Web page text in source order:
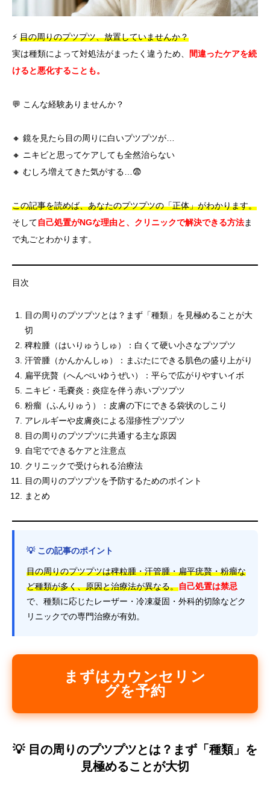
⚡ 目の周りのプツプツ、放置していませんか？
実は種類によって対処法がまったく違うため、
間違ったケアを続
けると悪化することも。
💬 こんな経験ありませんか？
🔸 鏡を見たら目の周りに白いプツプツが…
🔸 ニキビと思ってケアしても全然治らない
🔸 むしろ増えてきた気がする…😨
この記事を読めば、あなたのプツプツの「正体」がわかります。
そして自己処置がNGな理由と、クリニックで解決できる方法ま
で丸ごとわかります。
目次
目の周りのプツプツとは？まず「種類」を見極めることが大
切
稗粒腫（はいりゅうしゅ）：白くて硬い小さなプツプツ
汗管腫（かんかんしゅ）：まぶたにできる肌色の盛り上がり
扁平疣贅（へんぺいゆうぜい）：平らで広がりやすいイボ
ニキビ・毛嚢炎：炎症を伴う赤いプツプツ
粉瘤（ふんりゅう）：皮膚の下にできる袋状のしこり
アレルギーや皮膚炎による湿疹性プツプツ
目の周りのプツプツに共通する主な原因
自宅でできるケアと注意点
クリニックで受けられる治療法
目の周りのプツプツを予防するためのポイント
まとめ
💡 この記事のポイント
目の周りのプツプツは稗粒腫・汗管腫・扁平疣贅・粉瘤な
ど種類が多く、原因と治療法が異なる。自己処置は禁忌
で、種類に応じたレーザー・冷凍凝固・外科的切除などク
リニックでの専門治療が有効。
まずはカウンセリン
グを予約
💡 目の周りのプツプツとは？まず「種類」を
見極めることが大切